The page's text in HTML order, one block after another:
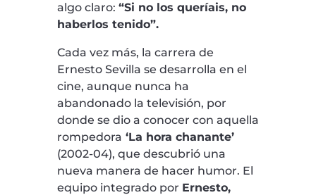
algo claro: “Si no los queríais, no
haberlos tenido”.
Cada vez más, la carrera de
Ernesto Sevilla se desarrolla en el
cine, aunque nunca ha
abandonado la televisión, por
donde se dio a conocer con aquella
rompedora ‘La hora chanante’
(2002-04), que descubrió una
nueva manera de hacer humor. El
equipo integrado por Ernesto,